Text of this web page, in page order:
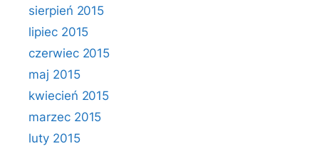
sierpień 2015
lipiec 2015
czerwiec 2015
maj 2015
kwiecień 2015
marzec 2015
luty 2015